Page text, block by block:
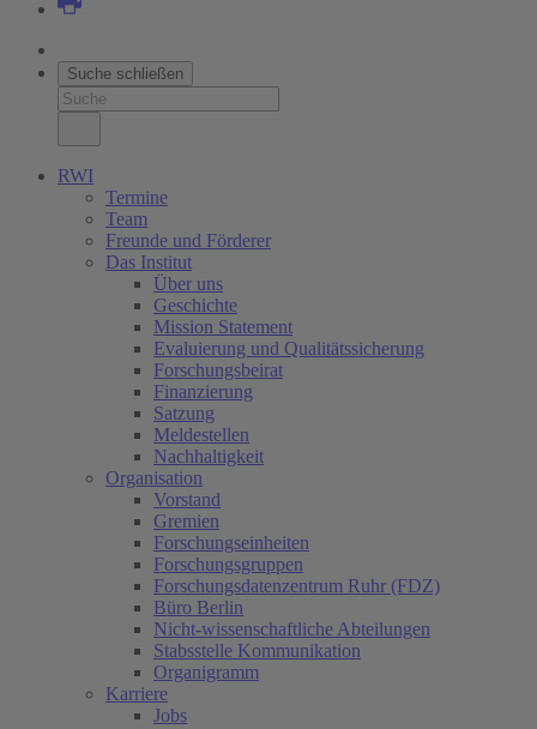
Suche schließen
RWI
Termine
Team
Freunde und Förderer
Das Institut
Über uns
Geschichte
Mission Statement
Evaluierung und Qualitätssicherung
Forschungsbeirat
Finanzierung
Satzung
Meldestellen
Nachhaltigkeit
Organisation
Vorstand
Gremien
Forschungseinheiten
Forschungsgruppen
Forschungsdatenzentrum Ruhr (FDZ)
Büro Berlin
Nicht-wissenschaftliche Abteilungen
Stabsstelle Kommunikation
Organigramm
Karriere
Jobs